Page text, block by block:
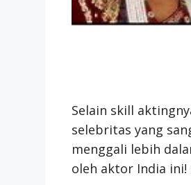
Selain skill
selebritas yang
menggali lebih
oleh aktor India ini!